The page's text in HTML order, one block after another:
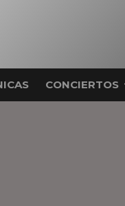
CONCIERTOS